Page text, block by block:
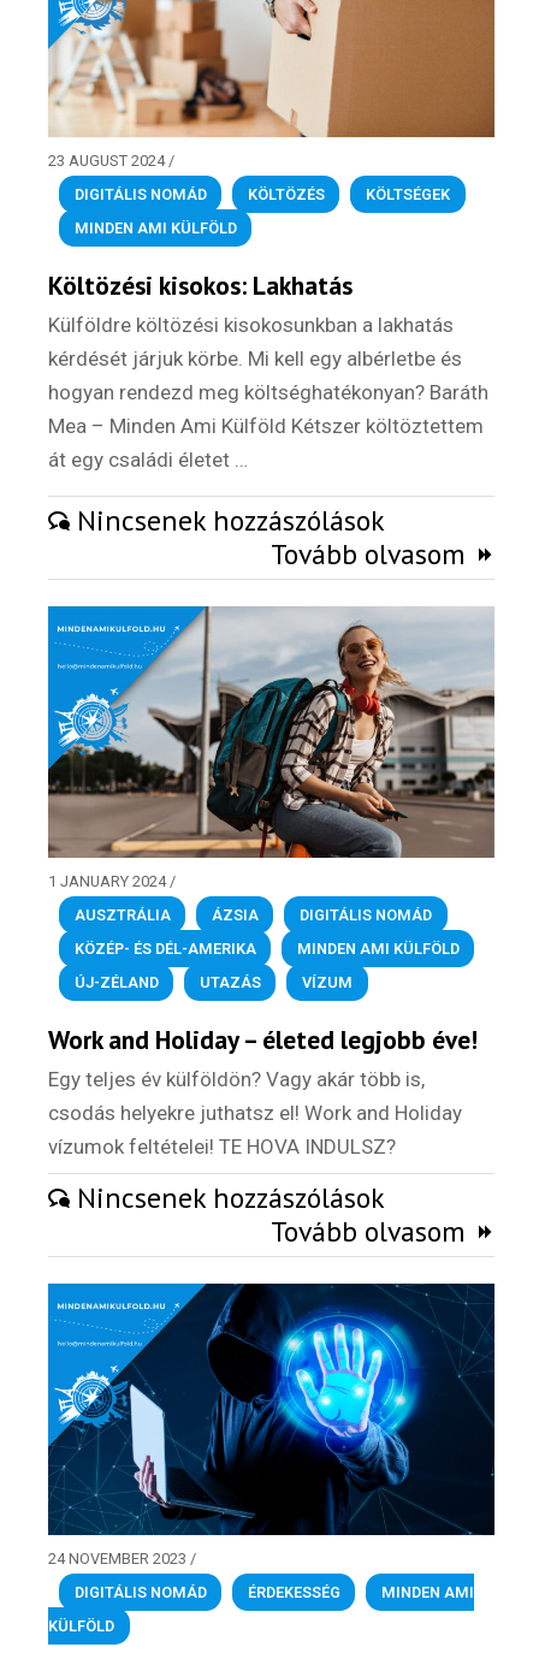
23 AUGUST 2024/
DIGITÁLIS NOMÁD
, KÖLTÖZÉS , KÖLTSÉGEK
MINDEN AMI KÜLFÖLD
Költözési kisokos: Lakhatás
Külföldre költözési kisokosunkban a lakhatás
kérdését járjuk körbe. Mi kell egy albérletbe és
hogyan rendezd meg költséghatékonyan? Baráth
Mea – Minden Ami Külföld Kétszer költöztettem
át egy családi életet …
Nincsenek hozzászólások
Tovább olvasom
1 JANUARY 2024/
AUSZTRÁLIA
, ÁZSIA , DIGITÁLIS NOMÁD
KÖZÉP- ÉS DÉL-AMERIKA
, MINDEN AMI KÜLFÖLD
ÚJ-ZÉLAND
, UTAZÁS , VÍZUM
Work and Holiday – életed legjobb éve!
Egy teljes év külföldön? Vagy akár több is,
csodás helyekre juthatsz el! Work and Holiday
vízumok feltételei! TE HOVA INDULSZ?
Nincsenek hozzászólások
Tovább olvasom
24 NOVEMBER 2023 /
DIGITÁLIS NOMÁD
, ÉRDEKESSÉG ,
MINDEN AMI
KÜLFÖLD